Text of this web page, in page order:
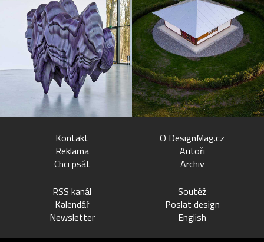
Kontakt
Reklama
Chci psát
O DesignMag.cz
Autoři
Archiv
RSS kanál
Kalendář
Newsletter
Soutěž
Poslat design
English